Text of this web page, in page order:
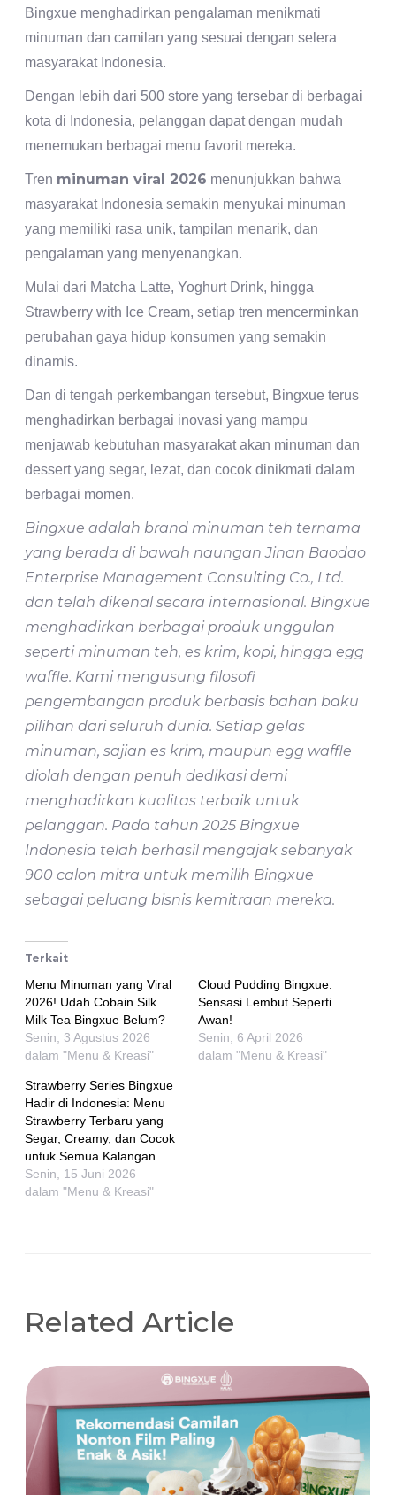
Bingxue menghadirkan pengalaman menikmati
minuman dan camilan yang sesuai dengan selera
masyarakat Indonesia.
Dengan lebih dari 500 store yang tersebar di berbagai
kota di Indonesia, pelanggan dapat dengan mudah
menemukan berbagai menu favorit mereka.
Tren minuman viral 2026 menunjukkan bahwa
masyarakat Indonesia semakin menyukai minuman
yang memiliki rasa unik, tampilan menarik, dan
pengalaman yang menyenangkan.
Mulai dari Matcha Latte, Yoghurt Drink, hingga
Strawberry with Ice Cream, setiap tren mencerminkan
perubahan gaya hidup konsumen yang semakin
dinamis.
Dan di tengah perkembangan tersebut, Bingxue terus
menghadirkan berbagai inovasi yang mampu
menjawab kebutuhan masyarakat akan minuman dan
dessert yang segar, lezat, dan cocok dinikmati dalam
berbagai momen.
Bingxue adalah brand minuman teh ternama
yang berada di bawah naungan Jinan Baodao
Enterprise Management Consulting Co., Ltd.
dan telah dikenal secara internasional. Bingxue
menghadirkan berbagai produk unggulan
seperti minuman teh, es krim, kopi, hingga egg
waffle. Kami mengusung filosofi
pengembangan produk berbasis bahan baku
pilihan dari seluruh dunia. Setiap gelas
minuman, sajian es krim, maupun egg waffle
diolah dengan penuh dedikasi demi
menghadirkan kualitas terbaik untuk
pelanggan. Pada tahun 2025 Bingxue
Indonesia telah berhasil mengajak sebanyak
900 calon mitra untuk memilih Bingxue
sebagai peluang bisnis kemitraan mereka.
Terkait
Menu Minuman yang Viral
2026! Udah Cobain Silk
Milk Tea Bingxue Belum?
Senin, 3 Agustus 2026
dalam "Menu & Kreasi"
Cloud Pudding Bingxue:
Sensasi Lembut Seperti
Awan!
Senin, 6 April 2026
dalam "Menu & Kreasi"
Strawberry Series Bingxue
Hadir di Indonesia: Menu
Strawberry Terbaru yang
Segar, Creamy, dan Cocok
untuk Semua Kalangan
Senin, 15 Juni 2026
dalam "Menu & Kreasi"
Related Article